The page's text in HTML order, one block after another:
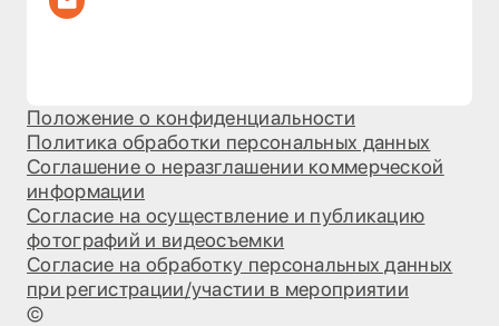
Положение о конфиденциальности
Политика обработки персональных данных
Соглашение о неразглашении коммерческой
информации
Согласие на осуществление и публикацию
фотографий и видеосъемки
Согласие на обработку персональных данных
при регистрации/участии в мероприятии
©